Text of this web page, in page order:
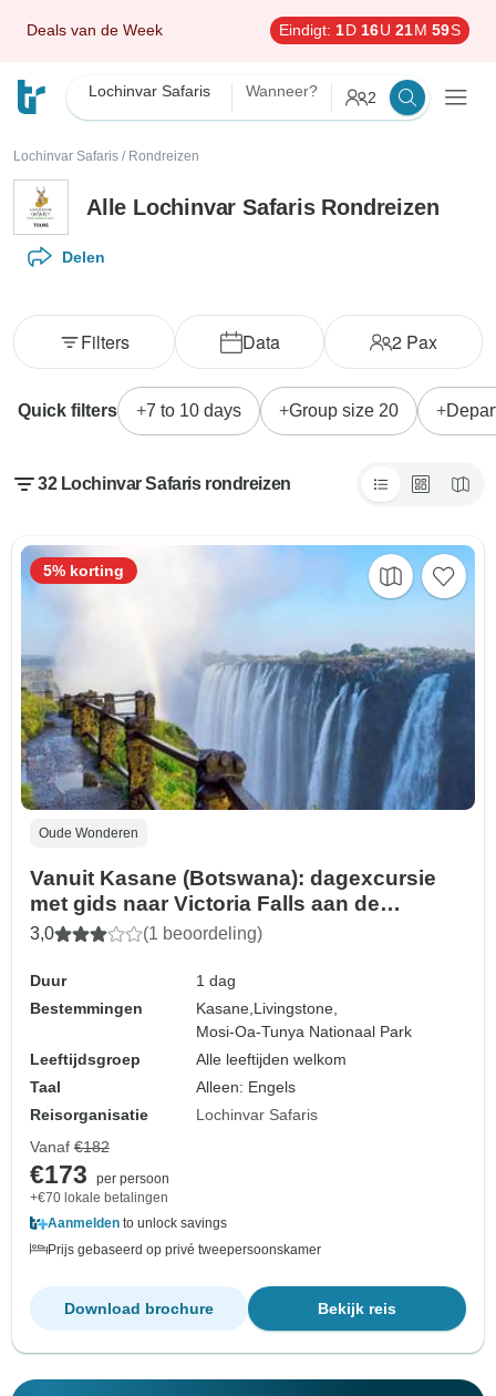
Deals van de Week Eindigt: 1D 16U 21M 57S
Lochinvar Safaris Wanneer? 2
Lochinvar Safaris / Rondreizen
Alle Lochinvar Safaris Rondreizen
Delen
Data 2 Pax
Filters
Quick filters 7 to 10 days Group size 20
32 Lochinvar Safaris rondreizen
Oude Wonderen
Vanuit Kasane (Botswana): dagexcursie
met gids naar Victoria Falls aan de
Zambiaanse kant
3,0 (1 beoordeling)
Duur
1 dag
Bestemmingen
Kasane, Livingstone,
Mosi-Oa-Tunya Nationaal Park
Leeftijdsgroep
Alle leeftijden welkom
Taal
Alleen: Engels
Reisorganisatie
Lochinvar Safaris
5% korting
Vanaf €182
€173
per persoon
+€70 lokale betalingen
Aanmelden to unlock savings
Prijs gebaseerd op privé tweepersoonskamer
Bekijk reis
Download brochure